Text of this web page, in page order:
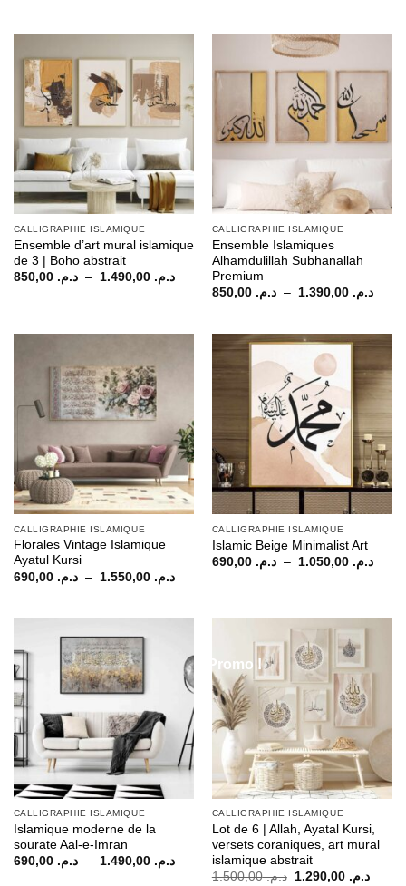
CALLIGRAPHIE ISLAMIQUE
Ensemble d’art mural islamique
de 3 | Boho abstrait
د.م. 850,00 – د.م. 1.490,00
Plage
د.م. 1.490,00
CALLIGRAPHIE ISLAMIQUE
Ensemble Islamiques
Alhamdulillah Subhanallah
Premium
د.م. 850,00 – د.م. 1.390,00
Plage
à
CALLIGRAPHIE ISLAMIQUE
Florales Vintage Islamique
Ayatul Kursi
د.م. 690,00 – د.م. 1.550,00
Plage
CALLIGRAPHIE ISLAMIQUE
Islamic Beige Minimalist Art
د.م. 690,00 – د.م. 1.050,00
Plage
CALLIGRAPHIE ISLAMIQUE
Islamique moderne de la
sourate Aal-e-Imran
د.م. 690,00 – د.م. 1.490,00
Plage
Promo !
CALLIGRAPHIE ISLAMIQUE
Lot de 6 | Allah, Ayatal Kursi,
versets coraniques, art mural
islamique abstrait
د.م.1.500,00
Le
د.م. 1.290,00
Le